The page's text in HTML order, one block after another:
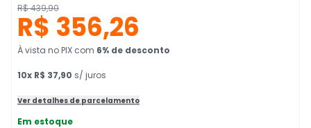
R$ 439,90
R$ 356,26
À vista no PIX com 6% de desconto
10x R$ 37,90 s/ juros
Ver detalhes de parcelamento
Em estoque